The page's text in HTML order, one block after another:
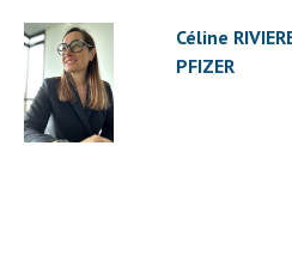
Céline
PFIZER